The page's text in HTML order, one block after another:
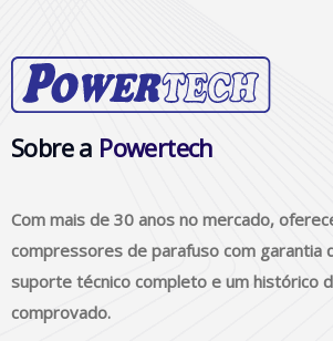
Sobre a Powertech
Com mais de 30 anos no mercado,
compressores de parafuso com garantia
suporte técnico completo e um histórico
comprovado.